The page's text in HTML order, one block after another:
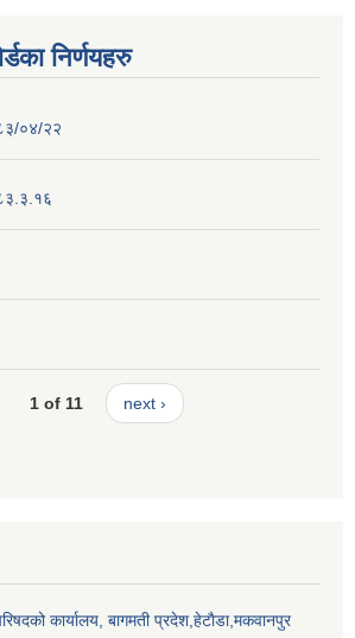
निर्णयहरु
०४/२२
1 of 11 next ›
कार्यालय, बागमती प्रदेश,हेटाैडा,मकवानपुर